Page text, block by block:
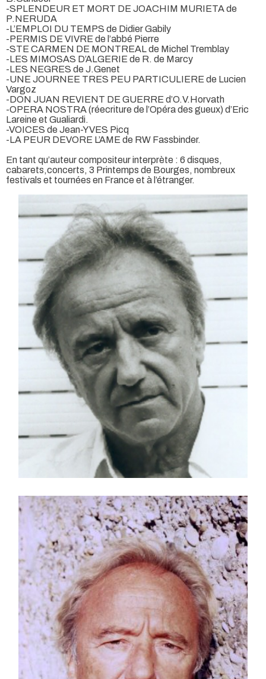
-SPLENDEUR ET MORT DE JOACHIM MURIETA de
P.NERUDA
-L’EMPLOI DU TEMPS de Didier Gabily
-PERMIS DE VIVRE de l’abbé Pierre
-STE CARMEN DE MONTREAL de Michel Tremblay
-LES MIMOSAS D’ALGERIE de R. de Marcy
-LES NEGRES de J.Genet
-UNE JOURNEE TRES PEU PARTICULIERE de Lucien
Vargoz
-DON JUAN REVIENT DE GUERRE d’O.V.Horvath
-OPERA NOSTRA (réecriture de l’Opéra des gueux) d’Eric
Lareine et Gualiardi.
-VOICES de Jean-YVES Picq
-LA PEUR DEVORE L’AME de RW Fassbinder.
En tant qu’auteur compositeur interprète : 6 disques,
cabarets,concerts, 3 Printemps de Bourges, nombreux
festivals et tournées en France et à l’étranger.